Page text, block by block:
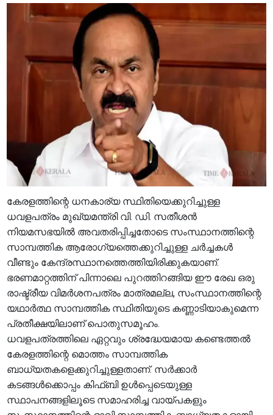
കേരളത്തിന്റെ ധനകാര്യ സ്ഥിതിയെക്കുറിച്ചുള്ള
ധവളപത്രം മുഖ്യമന്ത്രി വി. ഡി. സതീശൻ
നിയമസഭയിൽ അവതരിപ്പിച്ചതോടെ സംസ്ഥാനത്തിന്റെ
സാമ്പത്തിക ആരോഗ്യത്തെക്കുറിച്ചുള്ള ചർച്ചകൾ
വീണ്ടും കേന്ദ്രസ്ഥാനത്തെത്തിയിരിക്കുകയാണ്.
ഭരണമാറ്റത്തിന് പിന്നാലെ പുറത്തിറങ്ങിയ ഈ രേഖ ഒരു
രാഷ്ട്രീയ വിമർശനപത്രം മാത്രമല്ല, സംസ്ഥാനത്തിന്റെ
യഥാർത്ഥ സാമ്പത്തിക സ്ഥിതിയുടെ കണ്ണാടിയാകുമെന്ന
പ്രതീക്ഷയിലാണ് പൊതുസമൂഹം.
ധവളപത്രത്തിലെ ഏറ്റവും ശ്രദ്ധേയമായ കണ്ടെത്തൽ
കേരളത്തിന്റെ മൊത്തം സാമ്പത്തിക
ബാധ്യതകളെക്കുറിച്ചുള്ളതാണ്. സർക്കാർ
കടങ്ങൾക്കൊപ്പം കിഫ്ബി ഉൾപ്പെടെയുള്ള
സ്ഥാപനങ്ങളിലൂടെ സമാഹരിച്ച വായ്പകളും